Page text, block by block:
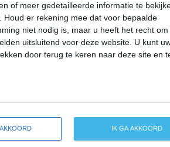
of meer gedetailleerde informatie te
Houd er rekening mee dat voor bepaalde
niet nodig is, maar u heeft het recht
uitsluitend voor deze website. U kunt
door terug te keren naar deze site en
IK GA AKKOORD
05:00 08:00
ZZW 1 WZW 1